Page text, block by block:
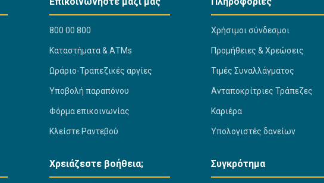
800 00 800
Kαταστήματα & ΑΤΜs
Ωράριο-Τραπεζικές αργίες
Υποβολή παραπόνου
Φόρμα επικοινωνίας
Κλείστε Ραντεβού
Χρήσιμοι σύνδεσμοι
Προμήθειες & Χρεώσεις
Τιμές Συναλλάγματος
Ανταποκρίτριες Τράπεζες
Καριέρα
Υπολογιστές δανείων
Χρειάζεστε βοήθεια; Συγκρότημα